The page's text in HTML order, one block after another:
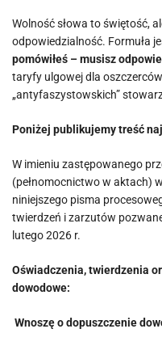
Wolność słowa to świętość,
odpowiedzialność. Formuła
pomówiłeś – musisz
taryfy ulgowej dla
„antyfaszystowskich”
Poniżej publikujemy treść
W imieniu zastępowanego
(pełnomocnictwo w aktach)
niniejszego pisma
twierdzeń i zarzutów
lutego 2026 r.
Oświadczenia, twierdzenia
dowodowe:
Wnoszę o dopuszczenie